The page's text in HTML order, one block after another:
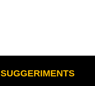
SUGGERIMENTS